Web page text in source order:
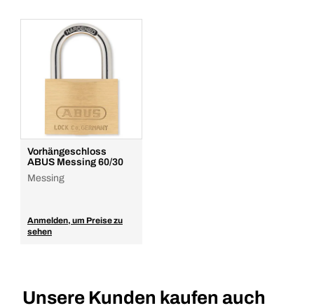
In den Warenkorb
Vorhängeschloss
ABUS Messing 60/30
Messing
Anmelden, um Preise zu
sehen
Unsere Kunden kaufen auch